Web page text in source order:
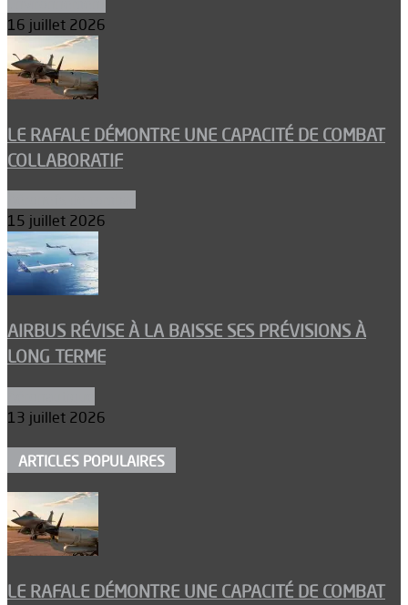
16 juillet 2026
LE RAFALE DÉMONTRE UNE CAPACITÉ DE COMBAT
COLLABORATIF
15 juillet 2026
AIRBUS RÉVISE À LA BAISSE SES PRÉVISIONS À
LONG TERME
13 juillet 2026
ARTICLES POPULAIRES
LE RAFALE DÉMONTRE UNE CAPACITÉ DE COMBAT